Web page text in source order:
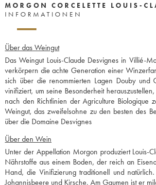
MORGON CORCELETTE LOUIS-
INFORMATIONEN
Über das Weingut
Das Weingut Louis-Claude Desvignes in Villié-
verkörpern die achte Generation einer
sich über die renommierten Lagen Douby und
vinifiziert, um seine Besonderheit
nach den Richtlinien der Agriculture Biologique
Weingut, das zweifelsohne zu den besten des
über die Domaine Desvignes
Über den Wein
Unter der Appellation Morgon produziert Louis-
Nährstoffe aus einem Boden, der reich an
Hand, die Vinifizierung traditionell und
Johannisbeere und Kirsche. Am Gaumen ist er